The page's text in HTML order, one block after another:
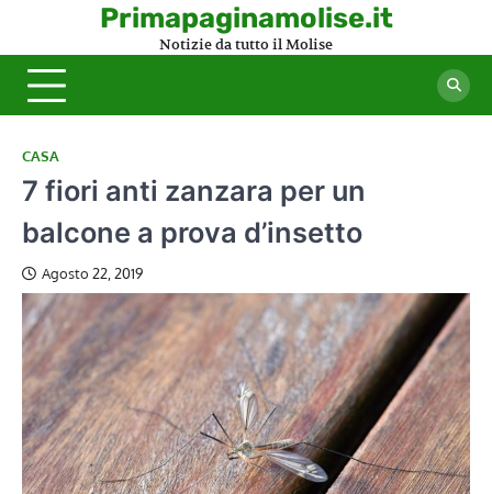
content
Primapaginamolise.it
Notizie da tutto il Molise
CASA
7 fiori anti zanzara per un
balcone a prova d’insetto
Agosto 22, 2019